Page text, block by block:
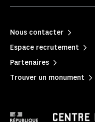
Nous contacter
Espace recrutement
Partenaires
Trouver un monument